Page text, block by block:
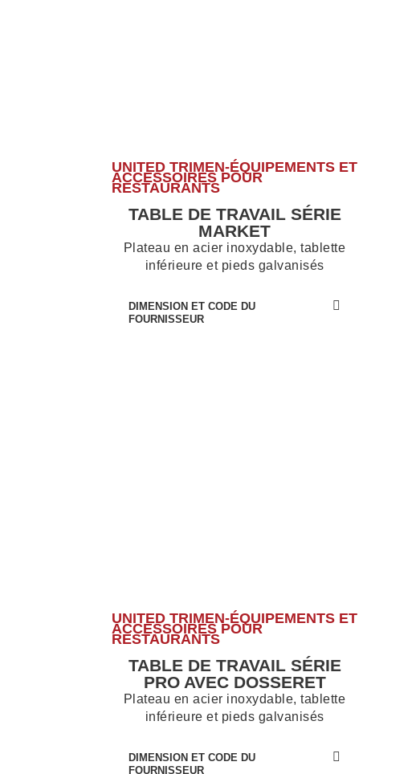
UNITED TRIMEN-ÉQUIPEMENTS ET
ACCESSOIRES POUR
RESTAURANTS
TABLE DE TRAVAIL SÉRIE
MARKET
Plateau en acier inoxydable, tablette
inférieure et pieds galvanisés
DIMENSION ET CODE DU
FOURNISSEUR
UNITED TRIMEN-ÉQUIPEMENTS ET
ACCESSOIRES POUR
RESTAURANTS
TABLE DE TRAVAIL SÉRIE
PRO AVEC DOSSERET
Plateau en acier inoxydable, tablette
inférieure et pieds galvanisés
DIMENSION ET CODE DU
FOURNISSEUR